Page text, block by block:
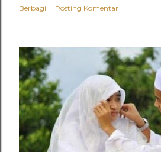
Berbagi Posting Komentar